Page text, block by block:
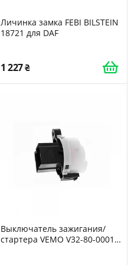
Личинка замка FEBI BILSTEIN
18721 для DAF
1 227
Выключатель зажигания/
стартера VEMO V32-80-0001